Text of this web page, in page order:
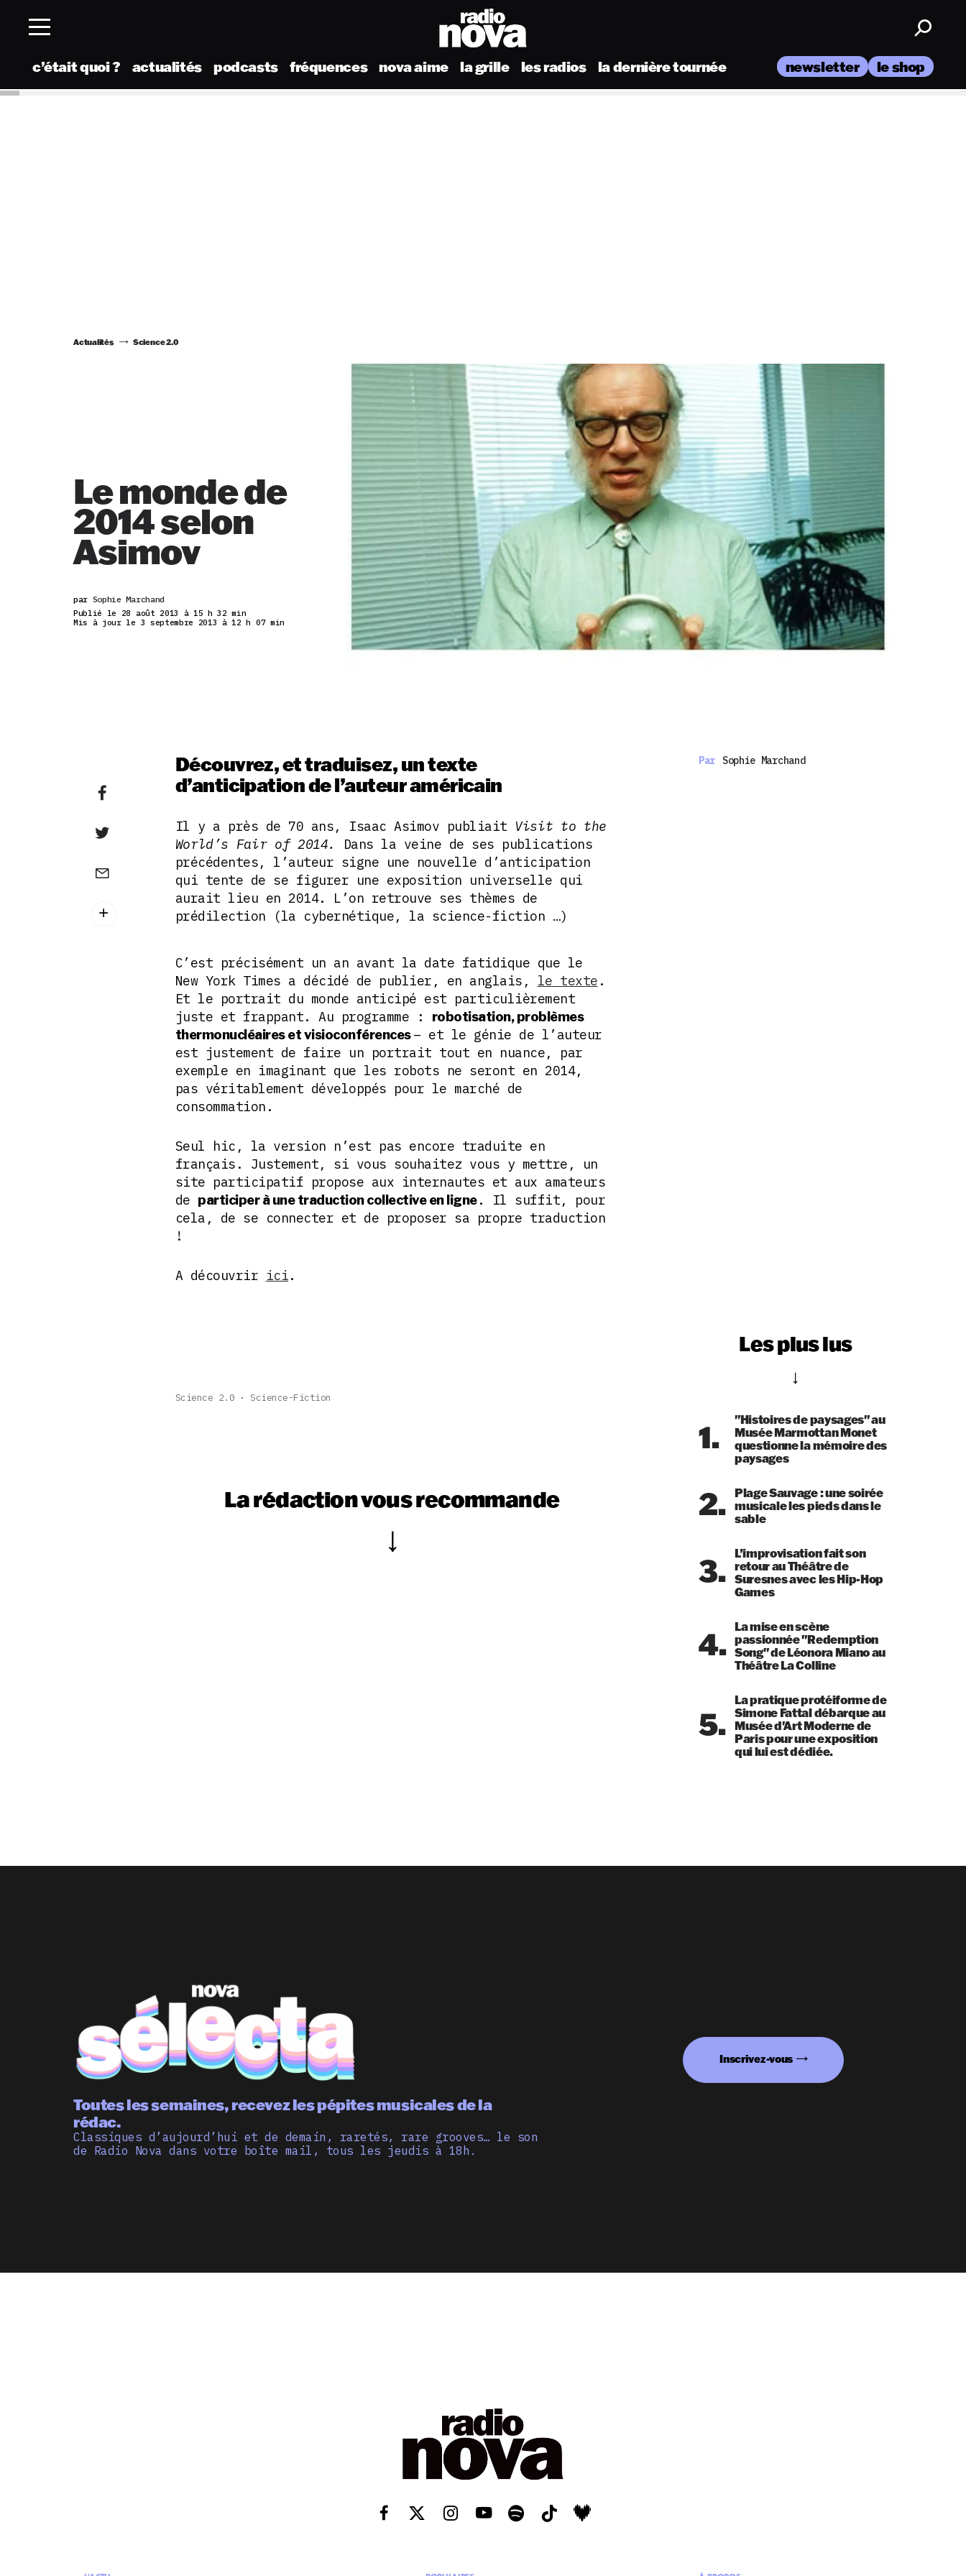
c’était quoi ? actualités podcasts fréquences nova aime la grille les radios la dernière tournée newsletter le shop
Actualités Science 2.0
Le monde de
2014 selon
Asimov
par Sophie Marchand
Publié le 28 août 2013 à 15 h 32 min
Mis à jour le 3 septembre 2013 à 12 h 07 min
Découvrez, et traduisez, un texte
d’anticipation de l’auteur américain
Il y a près de 70 ans, Isaac Asimov publiait Visit to the
World’s Fair of 2014.
Dans la veine de ses publications
précédentes, l’auteur signe une nouvelle d’anticipation
qui tente de se figurer une exposition universelle qui
aurait lieu en 2014. L’on retrouve ses thèmes de
prédilection (la cybernétique, la science-fiction …)
C’est précisément un an avant la date fatidique que le
New York Times a décidé de publier, en anglais, le texte .
Et le portrait du monde anticipé est particulièrement
juste et frappant. Au programme :
robotisation, problèmes
thermonucléaires et visioconférences– et le génie de l’auteur
est justement de faire un portrait tout en nuance, par
exemple en imaginant que les robots ne seront en 2014,
pas véritablement développés pour le marché de
consommation.
Seul hic, la version n’est pas encore traduite en
français. Justement, si vous souhaitez vous y mettre, un
site participatif propose aux internautes et aux amateurs
de participer à une traduction collective en ligne. Il suffit, pour
cela, de se connecter et de proposer sa propre traduction
!
A découvrir ici.
Science 2.0 Science-Fiction
La rédaction vous recommande
Par Sophie Marchand
Les plus lus
1.
"Histoires de paysages" au
Musée Marmottan Monet
questionne la mémoire des
paysages
2. Plage Sauvage : une soirée
musicale les pieds dans le
sable
3. L’improvisation fait son
retour au Théâtre de
Suresnes avec les Hip-Hop
Games
4. La mise en scène
passionnée "Redemption
Song" de Léonora Miano au
Théâtre La Colline
5.
La pratique protéiforme de
Simone Fattal débarque au
Musée d'Art Moderne de
Paris pour une exposition
qui lui est dédiée.
Toutes les semaines, recevez les pépites musicales de la
rédac.
Classiques d’aujourd’hui et de demain, raretés, rare grooves… le son
de Radio Nova dans votre boîte mail, tous les jeudis à 18h.
Inscrivez-vous